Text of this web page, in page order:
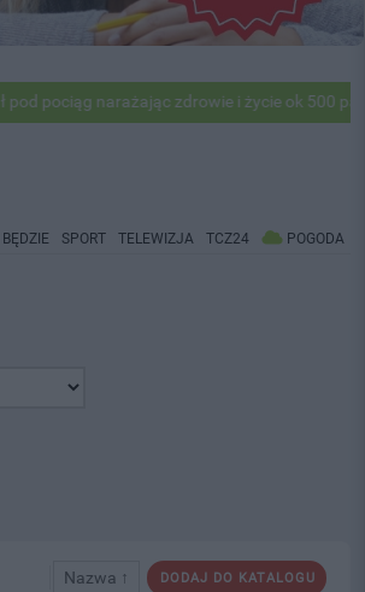
narażając zdrowie i życie ok 500
BĘDZIE SPORT TELEWIZJA TCZ24 POGODA
DODAJ DO KATALOGU
Nazwa ↑